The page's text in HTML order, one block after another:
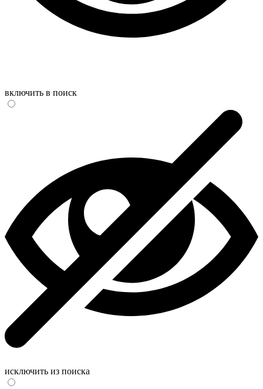
включить в поиск
исключить из поиска